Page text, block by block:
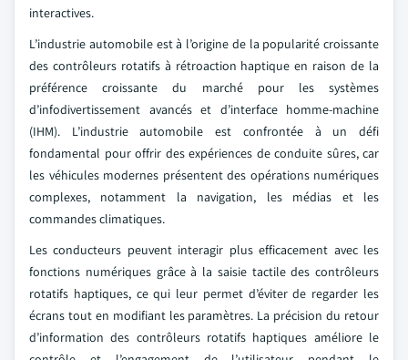
interactives.
L’industrie automobile est à l’origine de la popularité croissante
des contrôleurs rotatifs à rétroaction haptique en raison de la
préférence croissante du marché pour les systèmes
d’infodivertissement avancés et d’interface homme-machine
(IHM). L’industrie automobile est confrontée à un défi
fondamental pour offrir des expériences de conduite sûres, car
les véhicules modernes présentent des opérations numériques
complexes, notamment la navigation, les médias et les
commandes climatiques.
Les conducteurs peuvent interagir plus efficacement avec les
fonctions numériques grâce à la saisie tactile des contrôleurs
rotatifs haptiques, ce qui leur permet d’éviter de regarder les
écrans tout en modifiant les paramètres. La précision du retour
d’information des contrôleurs rotatifs haptiques améliore le